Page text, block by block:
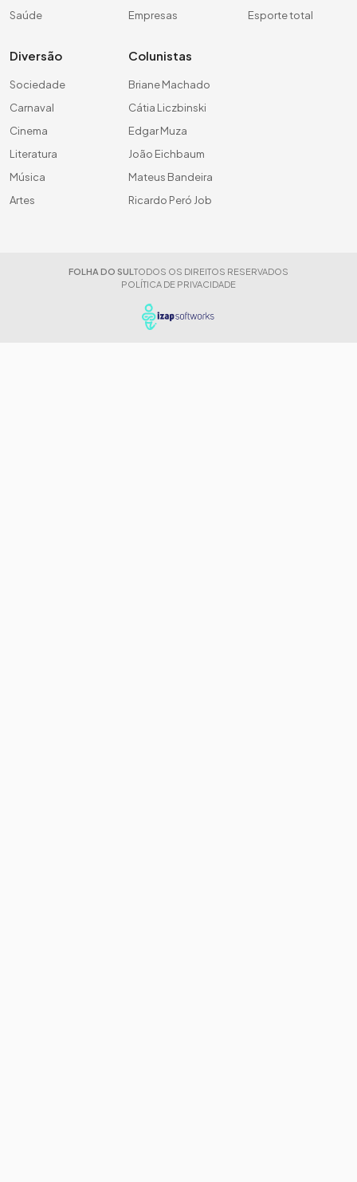
Saúde
Empresas
Esporte total
Diversão
Sociedade
Carnaval
Cinema
Literatura
Música
Artes
Colunistas
Briane Machado
Cátia Liczbinski
Edgar Muza
João Eichbaum
Mateus Bandeira
Ricardo Peró Job
FOLHA DO SUL TODOS OS DIREITOS RESERVADOS
POLÍTICA DE PRIVACIDADE